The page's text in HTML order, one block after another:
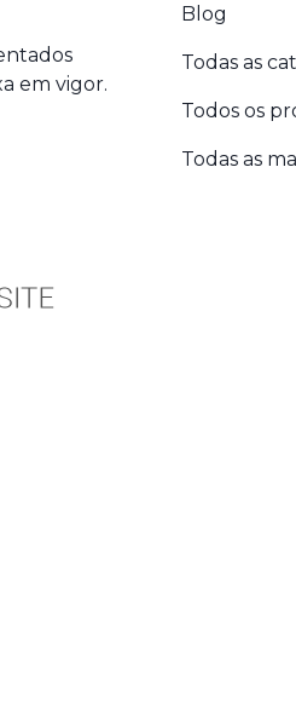
em vigor.
Blog
Todas as
Todos os
Todas as